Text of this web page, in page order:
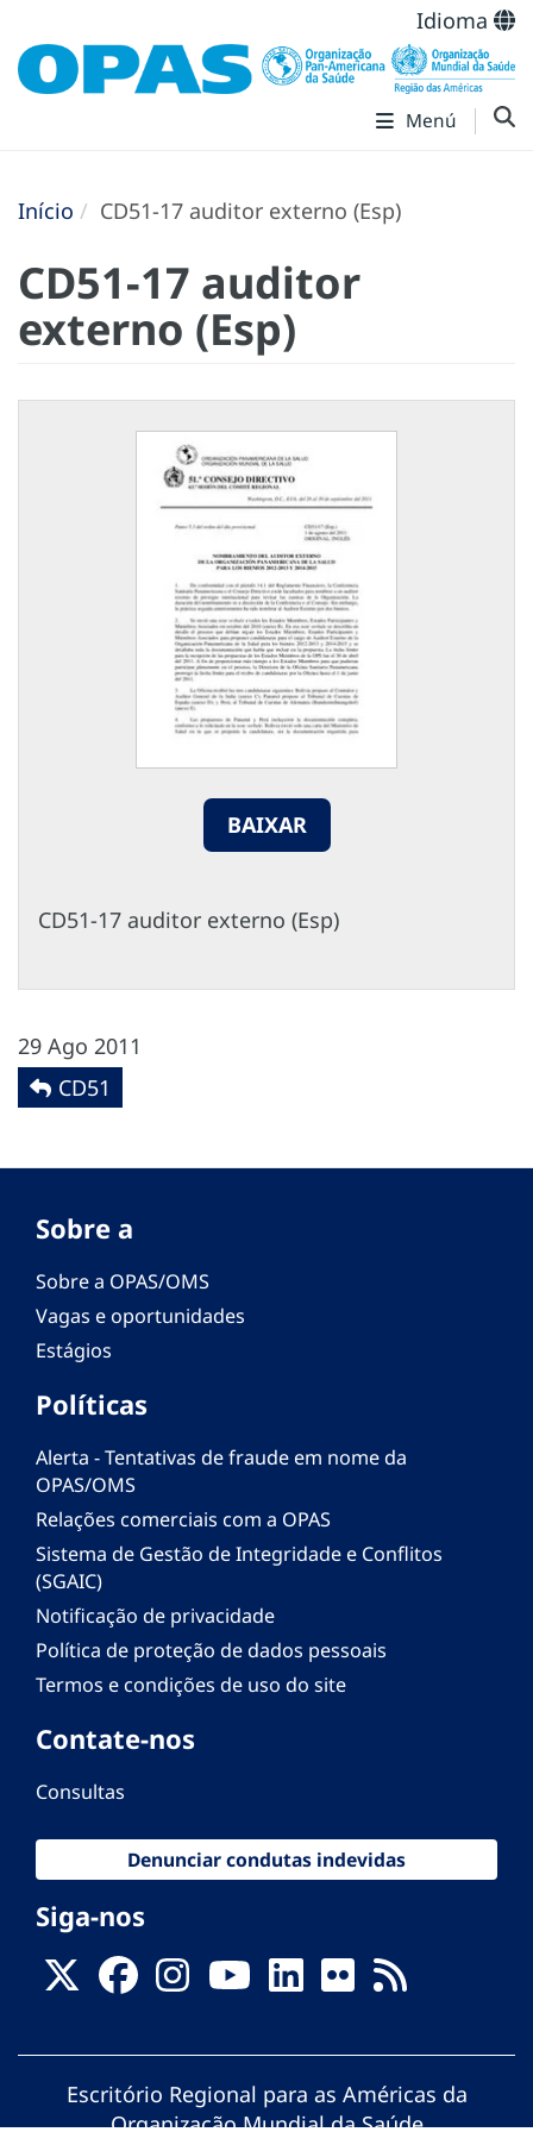
Idioma
Menú
Início CD51-17 auditor externo (Esp)
CD51-17 auditor
externo (Esp)
BAIXAR
CD51-17 auditor externo (Esp)
29 Ago 2011
CD51
Sobre a
Sobre a OPAS/OMS
Vagas e oportunidades
Estágios
Políticas
Alerta - Tentativas de fraude em nome da
OPAS/OMS
Relações comerciais com a OPAS
Sistema de Gestão de Integridade e Conflitos
(SGAIC)
Notificação de privacidade
Política de proteção de dados pessoais
Termos e condições de uso do site
Contate-nos
Consultas
Denunciar condutas indevidas
Siga-nos
Escritório Regional para as Américas da
Organização Mundial da Saúde